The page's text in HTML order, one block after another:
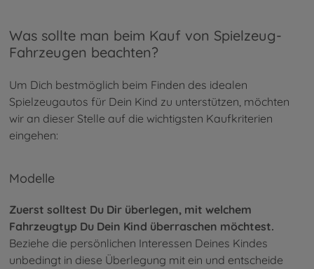
Was sollte man beim Kauf von Spielzeug-
Fahrzeugen beachten?
Um Dich bestmöglich beim Finden des idealen
Spielzeugautos für Dein Kind zu unterstützen, möchten
wir an dieser Stelle auf die wichtigsten Kaufkriterien
eingehen:
Modelle
Zuerst solltest Du Dir überlegen, mit welchem
Fahrzeugtyp Du Dein Kind überraschen möchtest.
Beziehe die persönlichen Interessen Deines Kindes
unbedingt in diese Überlegung mit ein und entscheide